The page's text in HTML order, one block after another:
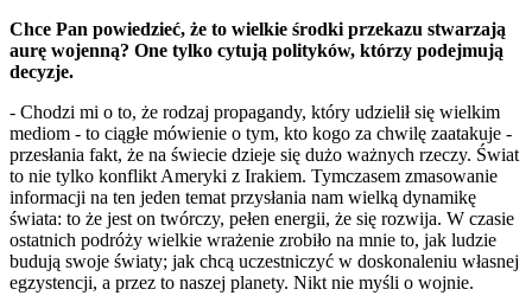
Chce Pan powiedzieć, że to wielkie środki przekazu stwarzają
aurę wojenną? One tylko cytują polityków, którzy podejmują
decyzje.
- Chodzi mi o to, że rodzaj propagandy, który udzielił się wielkim
mediom - to ciągłe mówienie o tym, kto kogo za chwilę zaatakuje -
przesłania fakt, że na świecie dzieje się dużo ważnych rzeczy. Świat
to nie tylko konflikt Ameryki z Irakiem. Tymczasem zmasowanie
informacji na ten jeden temat przysłania nam wielką dynamikę
świata: to że jest on twórczy, pełen energii, że się rozwija. W czasie
ostatnich podróży wielkie wrażenie zrobiło na mnie to, jak ludzie
budują swoje światy; jak chcą uczestniczyć w doskonaleniu własnej
egzystencji, a przez to naszej planety. Nikt nie myśli o wojnie.